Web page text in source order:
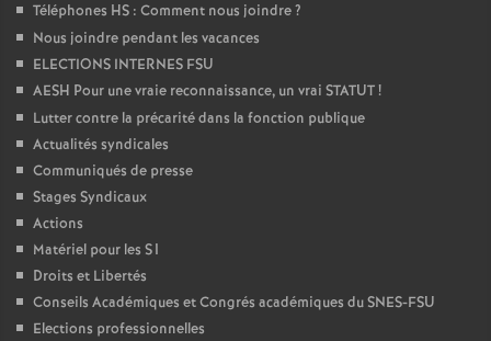
Téléphones HS : Comment nous joindre?
Nous joindre pendant les vacances
ELECTIONS INTERNES FSU
AESH Pour une vraie reconnaissance, un vrai STATUT!
Lutter contre la précarité dans la fonction publique
Actualités syndicales
Communiqués de presse
Stages Syndicaux
Actions
Matériel pour les S1
Droits et Libertés
Conseils Académiques et Congrés académiques du SNES-FSU
Elections professionnelles